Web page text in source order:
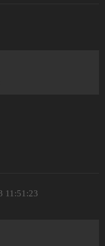
11:51:23